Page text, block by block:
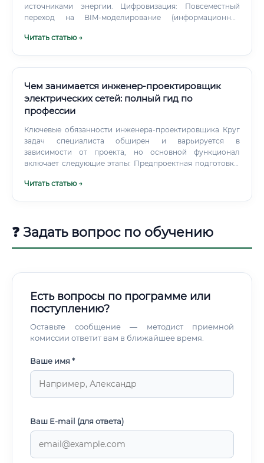
наиболее устойчивых к автоматизации специальностей,
поскольку требует физического присутствия,
решений.
источниками энергии. Цифровизация: Повсеместный
переход на BIM-моделирование (информационное
"цифровых двойников" тепловых сетей для управления и
Читать статью →
Чем занимается инженер-проектировщик
электрических сетей: полный гид по
профессии
Ключевые обязанности инженера-проектировщика Круг
задач специалиста обширен и варьируется в
зависимости от проекта, но основной функционал
включает следующие этапы: Предпроектная подготовка:
энергоснабжающей организации, архитектурные планы,
кабелей, рассчитывает заземление, молниезащиту и
Читать статью →
❓ Задать вопрос по обучению
Есть вопросы по программе или
поступлению?
Оставьте сообщение — методист приемной
комиссии ответит вам в ближайшее время.
Ваше имя *
Ваш E-mail (для ответа)